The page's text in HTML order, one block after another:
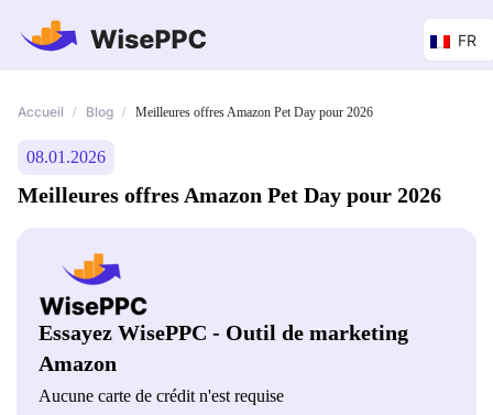
FR
Accueil / Blog / Meilleures offres Amazon Pet Day pour 2026
08.01.2026
Meilleures offres Amazon Pet Day pour 2026
Essayez WisePPC - Outil de marketing
Amazon
Aucune carte de crédit n'est requise